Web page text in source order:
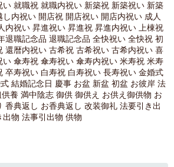
就職祝 就職内祝い 新築祝 新築祝い 新築
内祝い 開店祝 開店祝い 開店内祝い 成人
内祝い 昇進祝い 昇進祝 昇進内祝い 上棟祝
退職記念品 退職記念品 全快祝い 全快祝 初
還暦内祝い 古希祝 古希祝い 古希内祝い 喜
傘寿祝 傘寿祝い 傘寿内祝い 米寿祝 米寿
卒寿祝い 白寿祝 白寿祝い 長寿祝い 金婚式
結婚記念日 慶事 お盆 新盆 初盆 お彼岸 法
養 満中陰志 御供 御供え お供え御供物 お
香典返し お香典返し 改装御礼 法要引き出
物 法事引出物 供物